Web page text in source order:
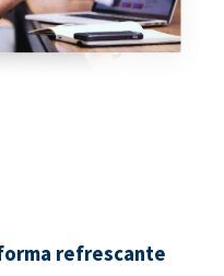
refrescante